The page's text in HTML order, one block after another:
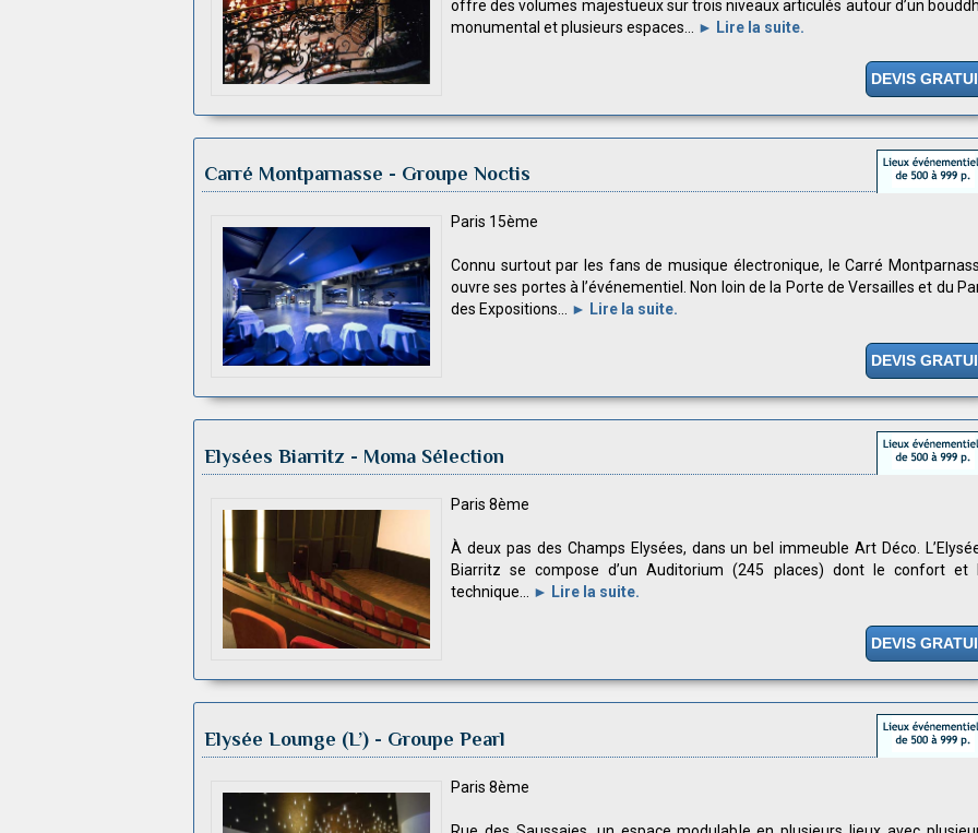
offre des volumes majestueux sur trois niveaux articulés autour d’un
monumental et plusieurs espaces...
► Lire la suite.
DEVIS
Carré Montparnasse - Groupe Noctis
Paris 15ème
Connu surtout par les fans de musique électronique, le Carré
ouvre ses portes à l’événementiel. Non loin de la Porte de Versailles et du
des Expositions... ► Lire la suite.
DEVIS
Elysées Biarritz - Moma Sélection
Paris 8ème
À deux pas des Champs Elysées, dans un bel immeuble Art Déco.
Biarritz se compose d’un Auditorium (245 places) dont le confort et
technique... ► Lire la suite.
DEVIS
Elysée Lounge (L’) - Groupe Pearl
Paris 8ème